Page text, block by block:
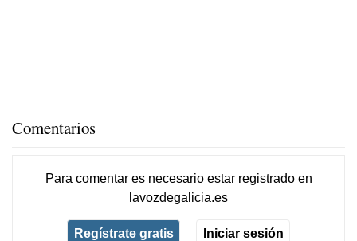
Comentarios
Para comentar es necesario estar registradoen
lavozdegalicia.es
Regístrate gratis Iniciar sesión